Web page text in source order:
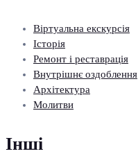
Віртуальна екскурсія
Історія
Ремонт і реставрація
Внутрішнє оздоблення
Архітектура
Молитви
Інші